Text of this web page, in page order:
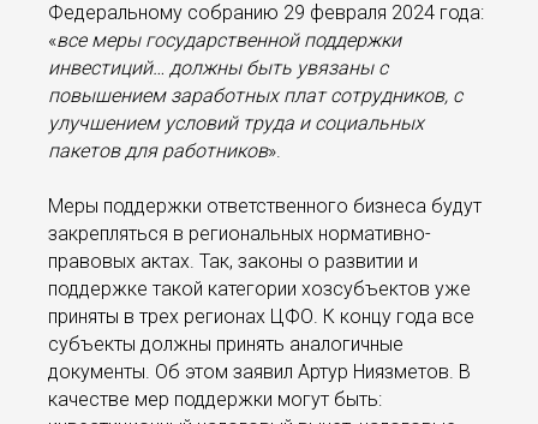
Федеральному собранию 29 февраля 2024 года:
«все меры государственной поддержки
инвестиций… должны быть увязаны с
повышением заработных плат сотрудников, с
улучшением условий труда и социальных
пакетов для работников».
Меры поддержки ответственного бизнеса будут
закрепляться в региональных нормативно-
правовых актах. Так, законы о развитии и
поддержке такой категории хозсубъектов уже
приняты в трех регионах ЦФО. К концу года все
субъекты должны принять аналогичные
документы. Об этом заявил Артур Ниязметов. В
качестве мер поддержки могут быть: